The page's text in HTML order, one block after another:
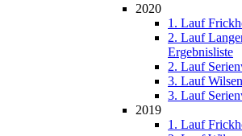
2020
1. Lauf
2. Lauf
Ergebnisliste
2. Lauf
3. Lauf
3. Lauf
2019
1. Lauf